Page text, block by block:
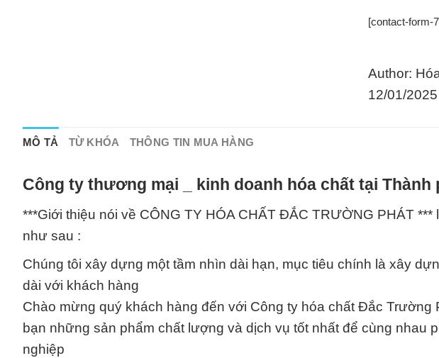
[contact-form-
Author:
12/01/2025
MÔ TẢ TỪ KHÓA THÔNG TIN MUA HÀNG
Công ty thương mại _ kinh doanh hóa chất tại Thành
***Giới thiệu nói về CÔNG TY HÓA CHẤT ĐẮC TRƯỜNG PHÁT
như sau :
Chúng tôi xây dựng một tầm nhìn dài hạn, mục tiêu chính là xây
dài với khách hàng
Chào mừng quý khách hàng đến với Công ty hóa chất Đắc Trường
bạn những sản phẩm chất lượng và dịch vụ tốt nhất để cùng nhau
nghiệp